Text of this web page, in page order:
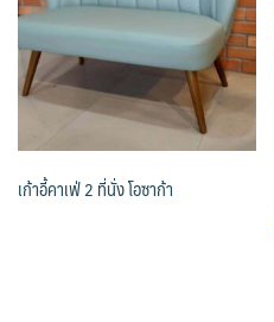
เก้าอี้คาเฟ่ 2 ที่นั่ง โอซาก้า